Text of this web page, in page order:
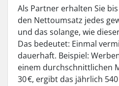
Als Partner erhalten Sie
den Nettoumsatz jedes
und das solange, wie
Das bedeutet: Einmal
dauerhaft. Beispiel:
einem durchschnittlichen
30 €, ergibt das jährlich